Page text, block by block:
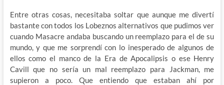
Entre otras cosas, necesitaba soltar que aunque me divertí
bastante con todos los Lobeznos alternativos que pudimos ver
cuando Masacre andaba buscando un reemplazo para el de su
mundo, y que me sorprendí con lo inesperado de algunos de
ellos como el manco de la Era de Apocalipsis o ese Henry
Cavill que no sería un mal reemplazo para Jackman, me
supieron a poco. Que entiendo que estaban ahí por